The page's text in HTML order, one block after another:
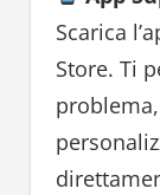
Scarica
Store. Ti